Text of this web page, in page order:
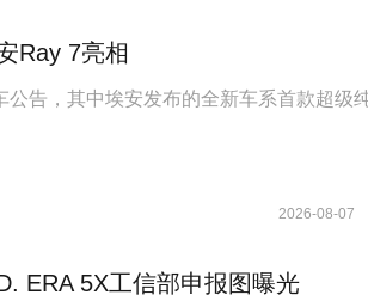
Ray 7亮相
告，其中埃安发布的全新车系首款超级
2026-08-07
ERA 5X工信部申报图曝光